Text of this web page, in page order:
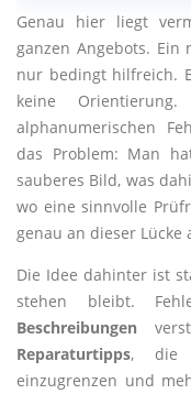
Genau hier liegt
ganzen Angebots.
nur bedingt hilfreich.
keine
alphanumerischen
das Problem: Man
sauberes Bild, was
wo eine sinnvolle
genau an dieser Lücke
Die Idee dahinter ist
stehen bleibt.
Beschreibungen
Reparaturtipps, die
einzugrenzen und